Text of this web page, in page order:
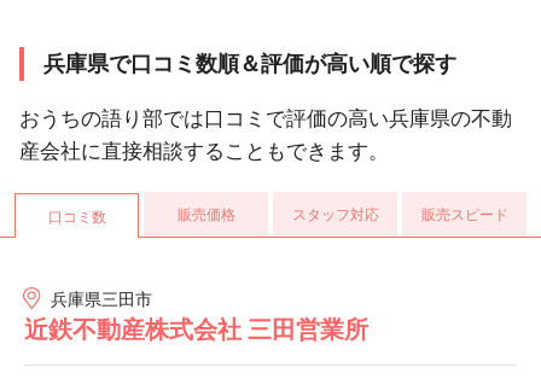
兵庫県で口コミ数順＆評価が高い順で探す
おうちの語り部では口コミで評価の高い兵庫県の不動
産会社に直接相談することもできます。
口コミ数 販売価格 スタッフ対応 販売スピード
兵庫県三田市
近鉄不動産株式会社 三田営業所